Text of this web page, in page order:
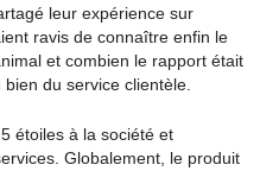
leur expérience sur
ravis de connaître enfin le
et combien le rapport était
du service clientèle.
étoiles à la société et
Globalement, le produit